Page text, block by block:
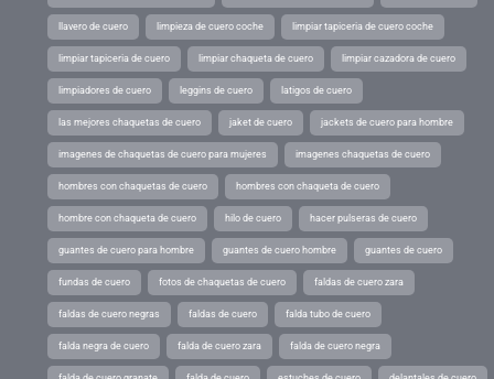
llavero de cuero limpieza de cuero coche limpiar tapiceria de cuero coche
limpiar tapiceria de cuero limpiar chaqueta de cuero limpiar cazadora de cuero
limpiadores de cuero leggins de cuero latigos de cuero
las mejores chaquetas de cuero jaket de cuero jackets de cuero para hombre
imagenes de chaquetas de cuero para mujeres imagenes chaquetas de cuero
hombres con chaquetas de cuero hombres con chaqueta de cuero
hombre con chaqueta de cuero hilo de cuero hacer pulseras de cuero
guantes de cuero para hombre guantes de cuero hombre guantes de cuero
fundas de cuero fotos de chaquetas de cuero faldas de cuero zara
faldas de cuero negras faldas de cuero falda tubo de cuero
falda negra de cuero falda de cuero zara falda de cuero negra